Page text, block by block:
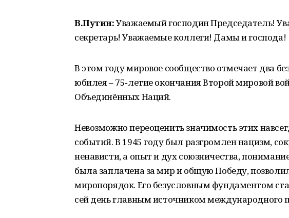
В.Путин:Уважаемый господин Председатель!
секретарь! Уважаемые коллеги! Дамы и господа!
В этом году мировое сообщество отмечает два
юбилея – 75‑летие окончания Второй мировой
Объединённых Наций.
Невозможно переоценить значимость этих
событий. В 1945 году был разгромлен нацизм,
ненависти, а опыт и дух союзничества,
была заплачена за мир и общую Победу,
миропорядок. Его безусловным фундаментом
сей день главным источником международного